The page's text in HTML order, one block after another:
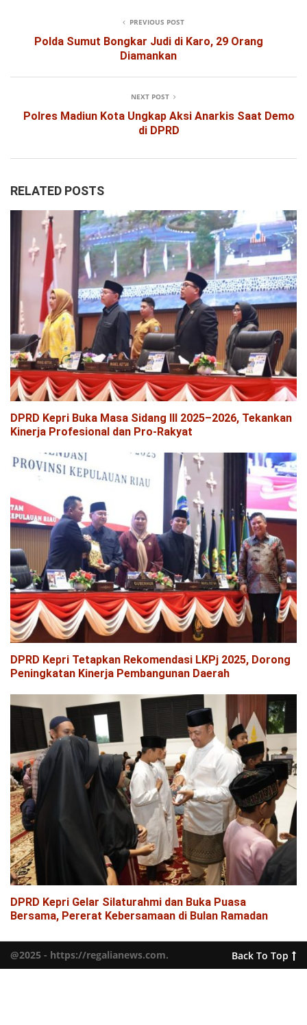
PREVIOUS POST
Polda Sumut Bongkar Judi di Karo, 29 Orang
Diamankan
NEXT POST
Polres Madiun Kota Ungkap Aksi Anarkis Saat Demo
di DPRD
RELATED POSTS
DPRD Kepri Buka Masa Sidang III 2025–2026, Tekankan
Kinerja Profesional dan Pro-Rakyat
DPRD Kepri Tetapkan Rekomendasi LKPj 2025, Dorong
Peningkatan Kinerja Pembangunan Daerah
DPRD Kepri Gelar Silaturahmi dan Buka Puasa
Bersama, Pererat Kebersamaan di Bulan Ramadan
@2025 - https://regalianews.com. Back To Top